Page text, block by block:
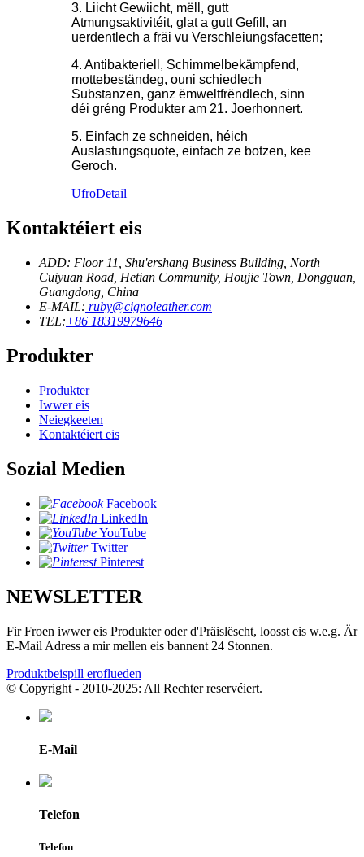
3. Liicht Gewiicht, mëll, gutt
Atmungsaktivitéit, glat a gutt Gefill, an
uerdentlech a fräi vu Verschleiungsfacetten;
4. Antibakteriell, Schimmelbekämpfend,
mottebeständeg, ouni schiedlech
Substanzen, ganz ëmweltfrëndlech, sinn
déi gréng Produkter am 21. Joerhonnert.
5. Einfach ze schneiden, héich
Auslastungsquote, einfach ze botzen, kee
Geroch.
UfroDetail
Kontaktéiert eis
ADD: Floor 11, Shu'ershang Business Building, North
Cuiyuan Road, Hetian Community, Houjie Town, Dongguan,
Guangdong, China
E-MAIL: ruby@cignoleather.com
TEL:+86 18319979646
Produkter
Produkter
Iwwer eis
Neiegkeeten
Kontaktéiert eis
Sozial Medien
Facebook
LinkedIn
YouTube
Twitter
Pinterest
NEWSLETTER
Fir Froen iwwer eis Produkter oder d'Präislëscht, loosst eis w.e.g. Är
E-Mail Adress a mir mellen eis bannent 24 Stonnen.
Produktbeispill eroflueden
© Copyright - 2010-2025: All Rechter reservéiert.
E-Mail
Telefon
Telefon